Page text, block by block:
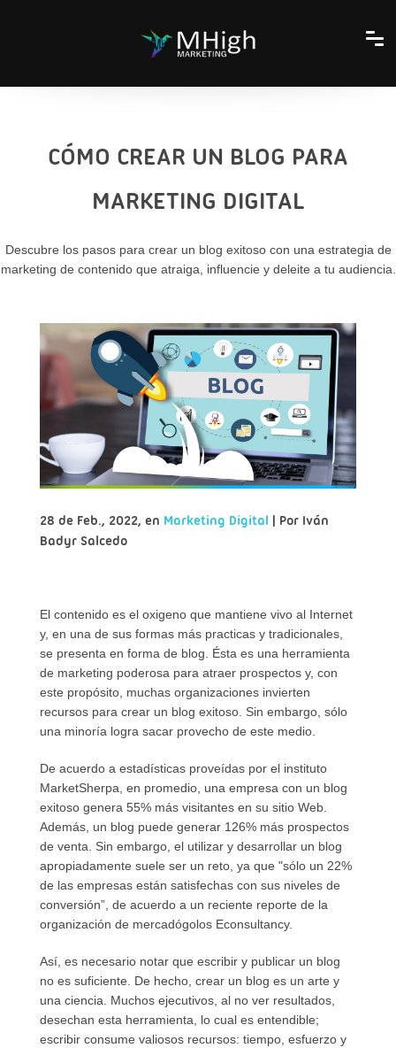
CÓMO CREAR UN BLOG PARA
MARKETING DIGITAL
Descubre los pasos para crear un blog exitoso con una estrategia de
marketing de contenido que atraiga, influencie y deleite a tu audiencia.
28 de Feb., 2022, en Marketing Digital | Por Iván
Badyr Salcedo
El contenido es el oxigeno que mantiene vivo al Internet
y, en una de sus formas más practicas y tradicionales,
se presenta en forma de blog. Ésta es una herramienta
de marketing poderosa para atraer prospectos y, con
este propósito, muchas organizaciones invierten
recursos para crear un blog exitoso. Sin embargo, sólo
una minoría logra sacar provecho de este medio.
De acuerdo a estadísticas proveídas por el instituto
MarketSherpa, en promedio, una empresa con un blog
exitoso genera 55% más visitantes en su sitio Web.
Además, un blog puede generar 126% más prospectos
de venta. Sin embargo, el utilizar y desarrollar un blog
apropiadamente suele ser un reto, ya que "sólo un 22%
de las empresas están satisfechas con sus niveles de
conversión”, de acuerdo a un reciente reporte de la
organización de mercadógolos Econsultancy.
Así, es necesario notar que escribir y publicar un blog
no es suficiente. De hecho, crear un blog es un arte y
una ciencia. Muchos ejecutivos, al no ver resultados,
desechan esta herramienta, lo cual es entendible;
escribir consume valiosos recursos: tiempo, esfuerzo y